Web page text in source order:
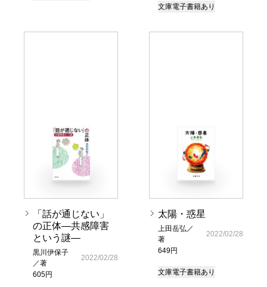
文庫電子書籍あり
「話が通じない」
の正体―共感障害
という謎―
黒川伊保子
／著
605円
2022/02/28
太陽・惑星
上田岳弘／
著
649円
2022/02/28
文庫電子書籍あり